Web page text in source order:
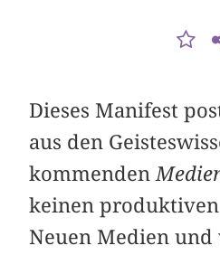
Dieses Manifest
aus den
kommenden
keinen
Neuen Medien und